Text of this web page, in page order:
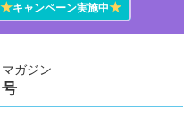
★キャンペーン実施中★
ガジン